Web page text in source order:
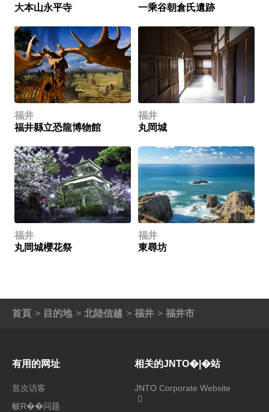
大本山永平寺
一乘谷朝倉氏遺跡
福井
福井縣立恐龍博物館
福井
丸岡城
福井
丸岡城櫻花祭
福井
東尋坊
首頁 目的地 北陸信越 福井 福井市
有用的网址
首次访客
帔R��问题
相关的JNTO�|�站
JNTO Corporate Website